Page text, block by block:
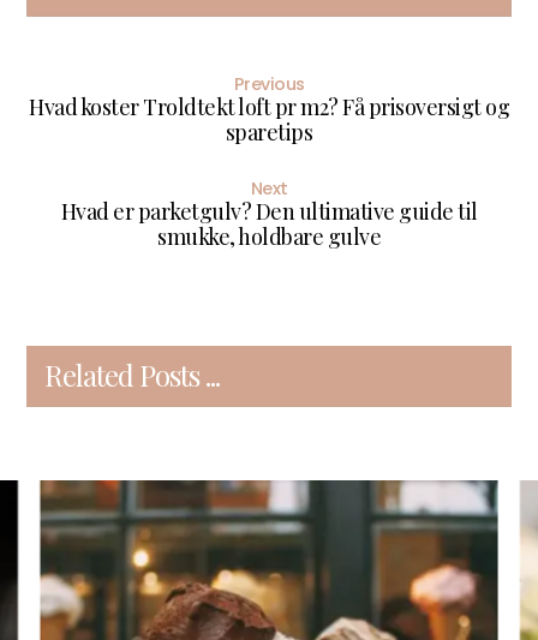
Previous
Hvad koster Troldtekt loft pr m2? Få prisoversigt og
sparetips
Next
Hvad er parketgulv? Den ultimative guide til
smukke, holdbare gulve
Related Posts ...